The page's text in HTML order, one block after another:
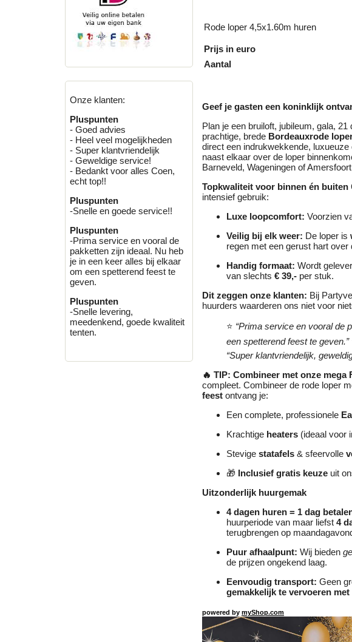
Onze klanten:
Pluspunten
- Goed advies
- Heel veel mogelijkheden
- Super klantvriendelijk
- Geweldige service!
- Bedankt voor alles Coen,
echt top!!
Pluspunten
-Snelle en goede service!!
Pluspunten
-Prima service en vooral de
pakketten zijn ideaal. Nu heb
je in een keer alles bij elkaar
om een spetterend feest te
geven.
Pluspunten
-Snelle levering,
meedenkend, goede kwaliteit
tenten.
Rode loper 4,5x1.60m huren
Prijs in euro
Aantal
Geef je gasten een koninklijk
Plan je een bruiloft, jubileum, gala,
prachtige, brede Bordeauxrode
direct een indrukwekkende,
naast elkaar over de loper
Barneveld, Wageningen of
Topkwaliteit voor binnen én buiten
intensief gebruik:
Luxe loopcomfort: Voorzien
Veilig bij elk weer: De loper is
regen met een gerust hart over
Handig formaat: Wordt
van slechts € 39,- per stuk.
Dit zeggen onze klanten: Bij
huurders waarderen ons niet voor
⭐ “Prima service en vooral de
een spetterend feest te geven.”
“Super klantvriendelijk,
🔥 TIP: Combineer met onze mega
compleet. Combineer de rode loper
feest ontvang je:
Een complete, professionele
Krachtige heaters (ideaal voor
Stevige statafels & sfeervolle
🎁 Inclusief gratis keuze uit
Uitzonderlijk huurgemak
4 dagen huren = 1 dag
huurperiode van maar liefst 4
terugbrengen op
Puur afhaalpunt: Wij bieden
de prijzen ongekend laag.
Eenvoudig transport: Geen
gemakkelijk te vervoeren
powered by myShop.com